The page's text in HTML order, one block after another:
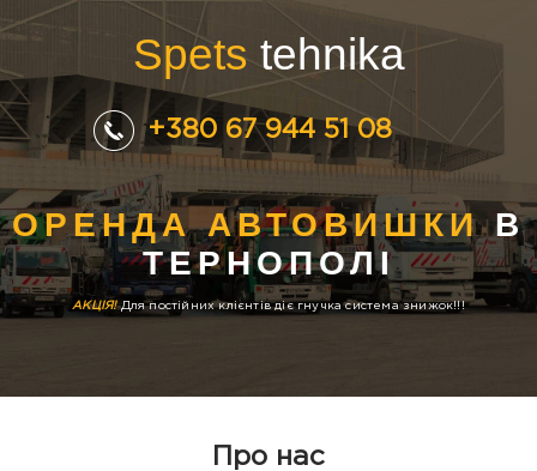
Spetstehnika
+380 67 944 51 08
ОРЕНДА АВТОВИШКИВ
ТЕРНОПОЛІ
АКЦІЯ!Для постійних клієнтів діє гнучка система знижок!!!
Про нас